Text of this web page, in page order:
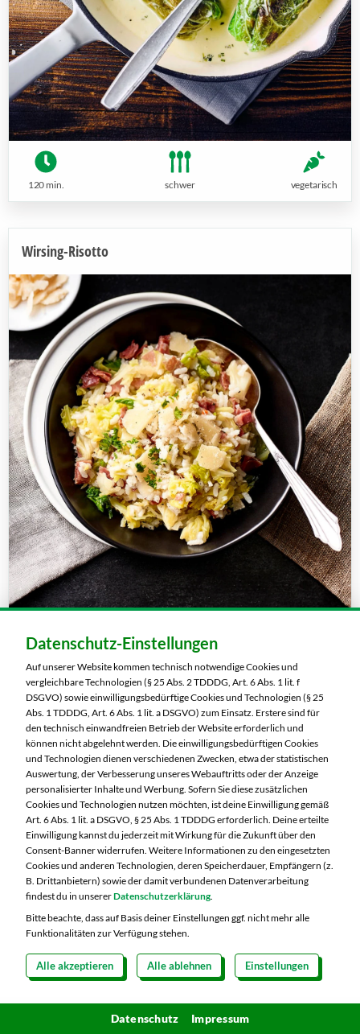
120 min. schwer vegetarisch
Wirsing-Risotto
45 min. mittel
Wirsingchips
Datenschutz-Einstellungen
Auf unserer Website kommen technisch notwendige Cookies und
vergleichbare Technologien (§ 25 Abs. 2 TDDDG, Art. 6 Abs. 1 lit. f
DSGVO) sowie einwilligungsbedürftige Cookies und Technologien (§ 25
Abs. 1 TDDDG, Art. 6 Abs. 1 lit. a DSGVO) zum Einsatz. Erstere sind für
den technisch einwandfreien Betrieb der Website erforderlich und
können nicht abgelehnt werden. Die einwilligungsbedürftigen Cookies
und Technologien dienen verschiedenen Zwecken, etwa der statistischen
Auswertung, der Verbesserung unseres Webauftritts oder der Anzeige
personalisierter Inhalte und Werbung. Sofern Sie diese zusätzlichen
Cookies und Technologien nutzen möchten, ist deine Einwilligung gemäß
Art. 6 Abs. 1 lit. a DSGVO, § 25 Abs. 1 TDDDG erforderlich. Deine erteilte
Einwilligung kannst du jederzeit mit Wirkung für die Zukunft über den
Consent-Banner widerrufen. Weitere Informationen zu den eingesetzten
Cookies und anderen Technologien, deren Speicherdauer, Empfängern (z.
B. Drittanbietern) sowie der damit verbundenen Datenverarbeitung
findest du in unsererDatenschutzerklärung.
Bitte beachte, dass auf Basis deiner Einstellungen ggf. nicht mehr alle
Funktionalitäten zur Verfügung stehen.
Alle akzeptieren Alle ablehnen Einstellungen
Datenschutz Impressum